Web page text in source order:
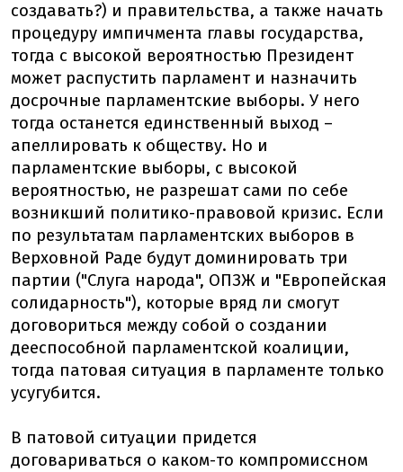
создавать?) и правительства, а также начать
процедуру импичмента главы государства,
тогда с высокой вероятностью Президент
может распустить парламент и назначить
досрочные парламентские выборы. У него
тогда останется единственный выход –
апеллировать к обществу. Но и
парламентские выборы, с высокой
вероятностью, не разрешат сами по себе
возникший политико-правовой кризис. Если
по результатам парламентских выборов в
Верховной Раде будут доминировать три
партии ("Слуга народа", ОПЗЖ и "Европейская
солидарность"), которые вряд ли смогут
договориться между собой о создании
дееспособной парламентской коалиции,
тогда патовая ситуация в парламенте только
усугубится.
В патовой ситуации придется
договариваться о каком-то компромиссном